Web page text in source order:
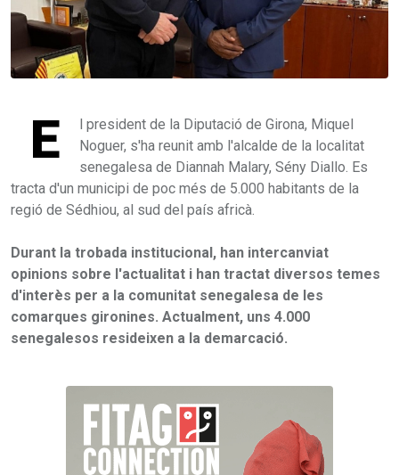
E
l president de la Diputació de Girona, Miquel
Noguer, s'ha reunit amb l'alcalde de la localitat
senegalesa de Diannah Malary, Sény Diallo. Es
tracta d'un municipi de poc més de 5.000 habitants de la
regió de Sédhiou, al sud del país africà.
Durant la trobada institucional, han intercanviat
opinions sobre l'actualitat i han tractat diversos temes
d'interès per a la comunitat senegalesa de les
comarques gironines. Actualment, uns 4.000
senegalesos resideixen a la demarcació.